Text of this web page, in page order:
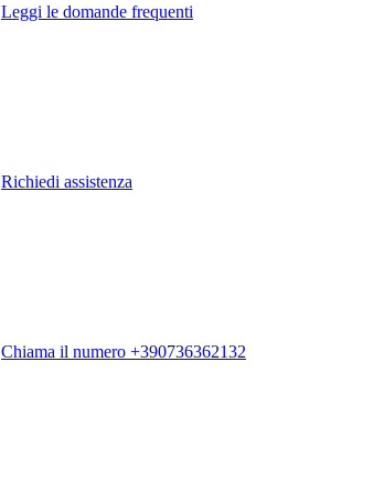
Leggi le domande frequenti
Richiedi assistenza
Chiama il numero +390736362132